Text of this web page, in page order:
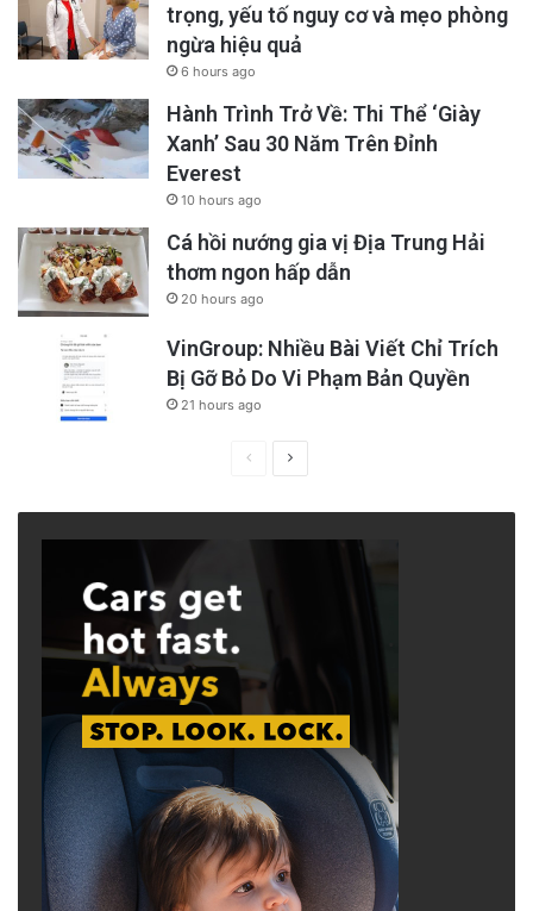
trọng, yếu tố nguy cơ và mẹo phòng
ngừa hiệu quả
6 hours ago
Hành Trình Trở Về: Thi Thể ‘Giày
Xanh’ Sau 30 Năm Trên Đỉnh
Everest
10 hours ago
Cá hồi nướng gia vị Địa Trung Hải
thơm ngon hấp dẫn
20 hours ago
VinGroup: Nhiều Bài Viết Chỉ Trích
Bị Gỡ Bỏ Do Vi Phạm Bản Quyền
21 hours ago
PreviousNext